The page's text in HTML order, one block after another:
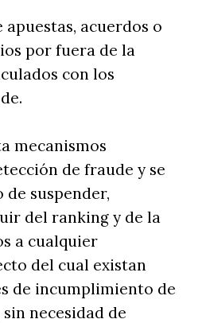
acuerdos o
por fuera de la
con los
mecanismos
de fraude y se
suspender,
del ranking y de la
a cualquier
del cual existan
de incumplimiento de
necesidad de